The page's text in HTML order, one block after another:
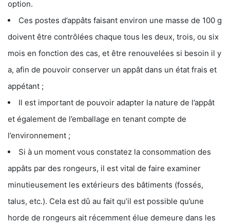
option.
Ces postes d’appâts faisant environ une masse de 100 g
doivent être contrôlées chaque tous les deux, trois, ou six
mois en fonction des cas, et être renouvelées si besoin il y
a, afin de pouvoir conserver un appât dans un état frais et
appétant ;
Il est important de pouvoir adapter la nature de l’appât
et également de l’emballage en tenant compte de
l’environnement ;
Si à un moment vous constatez la consommation des
appâts par des rongeurs, il est vital de faire examiner
minutieusement les extérieurs des bâtiments (fossés,
talus, etc.). Cela est dû au fait qu’il est possible qu’une
horde de rongeurs ait récemment élue demeure dans les